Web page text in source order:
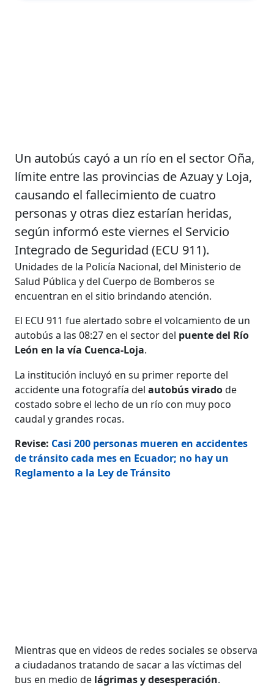
Un autobús cayó a un río en el sector Oña,
límite entre las provincias de Azuay y Loja,
causando el fallecimiento de cuatro
personas y otras diez estarían heridas,
según informó este viernes el Servicio
Integrado de Seguridad (ECU 911).
Unidades de la Policía Nacional, del Ministerio de
Salud Pública y del Cuerpo de Bomberos se
encuentran en el sitio brindando atención.
El ECU 911 fue alertado sobre el volcamiento de un
autobús a las 08:27 en el sector del puente del Río
León en la vía Cuenca-Loja.
La institución incluyó en su primer reporte del
accidente una fotografía delautobús viradode
costado sobre el lecho de un río con muy poco
caudal y grandes rocas.
Revise: Casi 200 personas mueren en accidentes
de tránsito cada mes en Ecuador; no hay un
Reglamento a la Ley de Tránsito
Mientras que en videos de redes sociales se observa
a ciudadanos tratando de sacar a las víctimas del
bus en medio de lágrimas y desesperación.